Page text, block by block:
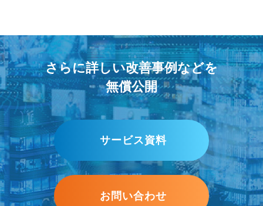
さらに詳しい改善事例などを
無償公開
サービス資料
お問い合わせ